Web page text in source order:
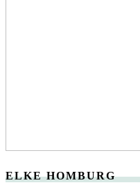
ELKE HOMBURG